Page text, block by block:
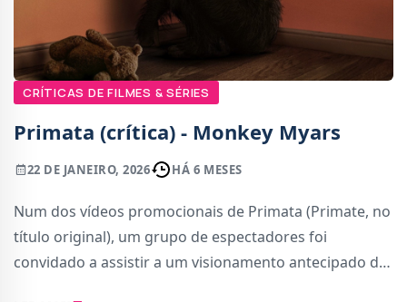
CRÍTICAS DE FILMES & SÉRIES
Primata (crítica) - Monkey Myars
22 DE JANEIRO, 2026 HÁ 6 MESES
Num dos vídeos promocionais de Primata (Primate, no
título original), um grupo de espectadores foi
convidado a assistir a um visionamento antecipado do